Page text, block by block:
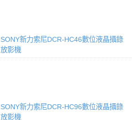
SONY新力索尼DCR-HC46數位液晶攝錄
放影機
SONY新力索尼DCR-HC96數位液晶攝錄
放影機